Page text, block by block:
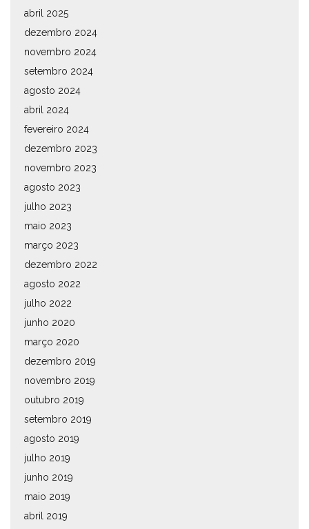
abril 2025
dezembro 2024
novembro 2024
setembro 2024
agosto 2024
abril 2024
fevereiro 2024
dezembro 2023
novembro 2023
agosto 2023
julho 2023
maio 2023
março 2023
dezembro 2022
agosto 2022
julho 2022
junho 2020
março 2020
dezembro 2019
novembro 2019
outubro 2019
setembro 2019
agosto 2019
julho 2019
junho 2019
maio 2019
abril 2019